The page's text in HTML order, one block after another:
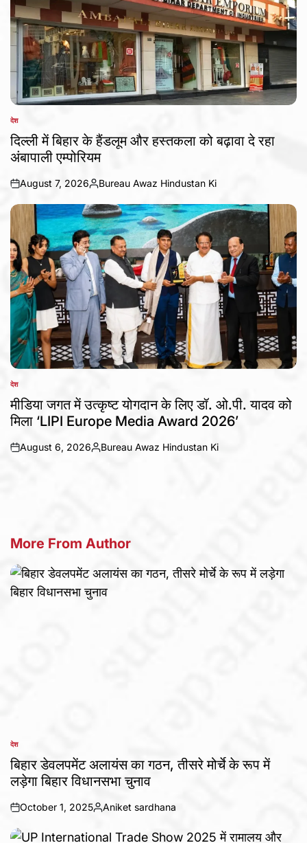
POSTED
IN
देश
दिल्ली में बिहार के हैंडलूम और हस्तकला को बढ़ावा दे रहा
अंबापाली एम्पोरियम
on
August 7, 2026
Posted
by
Bureau Awaz Hindustan Ki
POSTED
IN
देश
मीडिया जगत में उत्कृष्ट योगदान के लिए डॉ. ओ.पी. यादव को
मिला ‘LIPI Europe Media Award 2026’
on
August 6, 2026
Posted
Bureau Awaz Hindustan Ki
More From Author
POSTED
IN
देश
बिहार डेवलपमेंट अलायंस का गठन, तीसरे मोर्चे के रूप में
लड़ेगा बिहार विधानसभा चुनाव
on
October 1, 2025
Posted
Aniket sardhana